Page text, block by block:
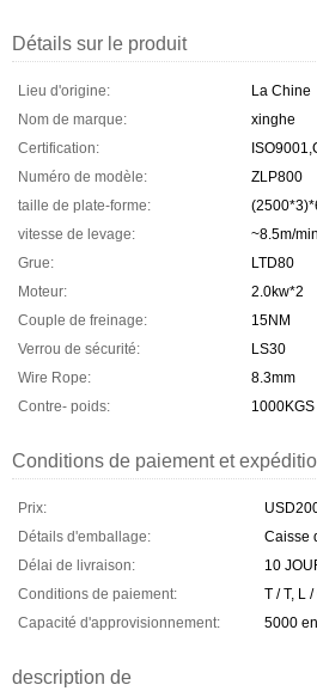
Détails sur le produit
Lieu d'origine:
La Chine
Nom de marque:
xinghe
Certification:
Numéro de modèle:
ZLP800
taille de plate-forme:
vitesse de levage:
~8.5m/min
Grue:
LTD80
Moteur:
2.0kw*2
Couple de freinage:
15NM
Verrou de sécurité:
LS30
Wire Rope:
8.3mm
Contre- poids:
1000KGS
Conditions de paiement et
Prix:
Détails d'emballage:
Caisse
Délai de livraison:
10
Conditions de paiement:
T / T, L /
Capacité d'approvisionnement:
5000
description de